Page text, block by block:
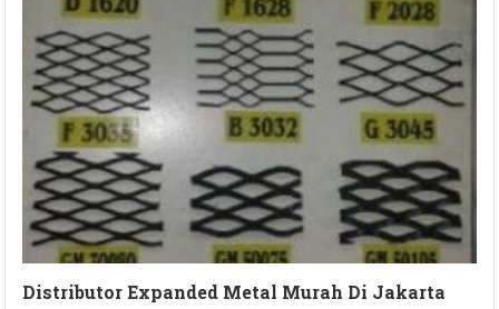
Distributor Expanded Metal Murah Di Jakarta